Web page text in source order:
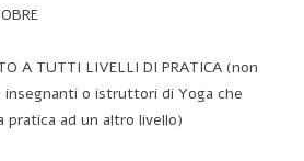
A TUTTI LIVELLI DI PRATICA (non
o istruttori di Yoga che
pratica ad un altro livello)